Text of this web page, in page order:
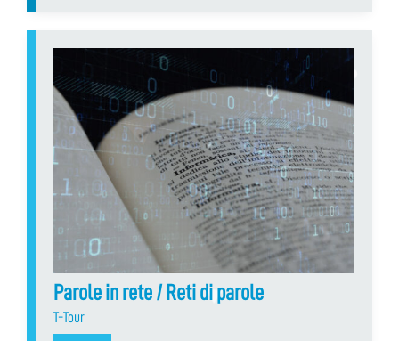
Parole in rete / Reti di parole
T-Tour